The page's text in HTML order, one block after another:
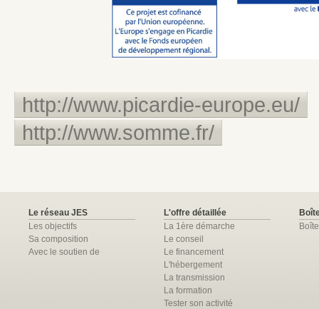
http://www.picardie-europe.eu/
http://www.somme.fr/
Le réseau JES
Les objectifs
Sa composition
Avec le soutien de
L'offre détaillée
La 1ère démarche
Le conseil
Le financement
L'hébergement
La transmission
La formation
Tester son activité